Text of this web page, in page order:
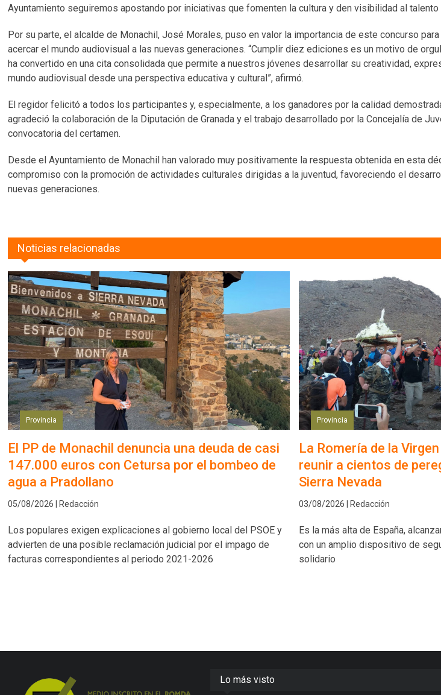
Ayuntamiento seguiremos apostando por iniciativas que fomenten la cultura y den visibilidad al talento
Por su parte, el alcalde de Monachil, José Morales, puso en valor la importancia de este concurso
acercar el mundo audiovisual a las nuevas generaciones. “Cumplir diez ediciones es un motivo de
ha convertido en una cita consolidada que permite a nuestros jóvenes desarrollar su creatividad,
mundo audiovisual desde una perspectiva educativa y cultural”, afirmó.
El regidor felicitó a todos los participantes y, especialmente, a los ganadores por la calidad
agradeció la colaboración de la Diputación de Granada y el trabajo desarrollado por la Concejalía de
convocatoria del certamen.
Desde el Ayuntamiento de Monachil han valorado muy positivamente la respuesta obtenida en esta
compromiso con la promoción de actividades culturales dirigidas a la juventud, favoreciendo el
nuevas generaciones.
Noticias relacionadas
Provincia
El PP de Monachil denuncia una deuda de casi
147.000 euros con Cetursa por el bombeo de
agua a Pradollano
05/08/2026 | Redacción
Los populares exigen explicaciones al gobierno local del PSOE y
advierten de una posible reclamación judicial por el impago de
facturas correspondientes al periodo 2021-2026
Provincia
La Romería de la
reunir a cientos de
Sierra Nevada
03/08/2026 | Redacción
Es la más alta de España,
con un amplio dispositivo de
solidario
Lo más visto